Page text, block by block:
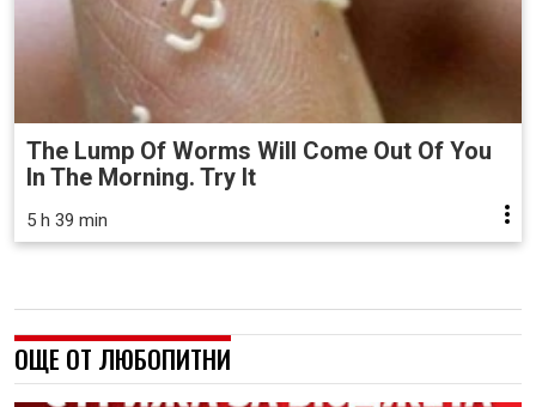
The Lump Of Worms Will Come Out Of You
In The Morning. Try It
5 h 39 min
ОЩЕ ОТ ЛЮБОПИТНИ